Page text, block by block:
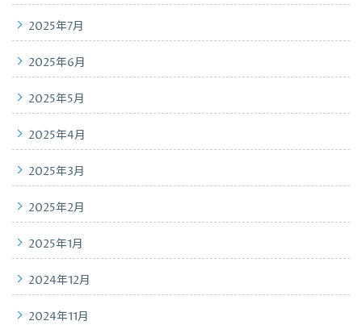
2025年7月
2025年6月
2025年5月
2025年4月
2025年3月
2025年2月
2025年1月
2024年12月
2024年11月